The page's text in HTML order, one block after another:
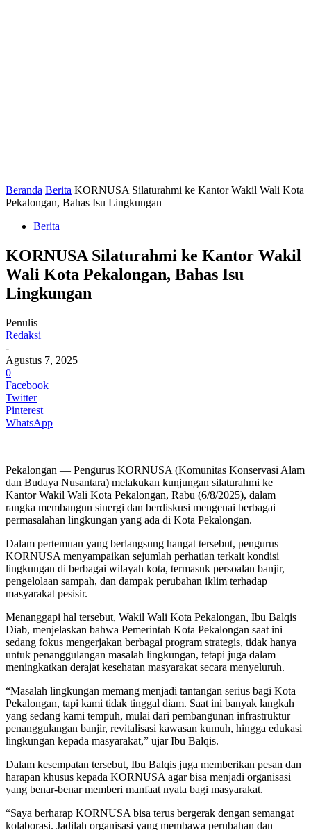
Beranda Berita KORNUSA Silaturahmi ke Kantor Wakil Wali Kota
Pekalongan, Bahas Isu Lingkungan
Berita
KORNUSA Silaturahmi ke Kantor Wakil
Wali Kota Pekalongan, Bahas Isu
Lingkungan
Penulis
Redaksi
-
Agustus 7, 2025
0
Facebook
Twitter
Pinterest
WhatsApp
Pekalongan — Pengurus KORNUSA (Komunitas Konservasi Alam
dan Budaya Nusantara) melakukan kunjungan silaturahmi ke
Kantor Wakil Wali Kota Pekalongan, Rabu (6/8/2025), dalam
rangka membangun sinergi dan berdiskusi mengenai berbagai
permasalahan lingkungan yang ada di Kota Pekalongan.
Dalam pertemuan yang berlangsung hangat tersebut, pengurus
KORNUSA menyampaikan sejumlah perhatian terkait kondisi
lingkungan di berbagai wilayah kota, termasuk persoalan banjir,
pengelolaan sampah, dan dampak perubahan iklim terhadap
masyarakat pesisir.
Menanggapi hal tersebut, Wakil Wali Kota Pekalongan, Ibu Balqis
Diab, menjelaskan bahwa Pemerintah Kota Pekalongan saat ini
sedang fokus mengerjakan berbagai program strategis, tidak hanya
untuk penanggulangan masalah lingkungan, tetapi juga dalam
meningkatkan derajat kesehatan masyarakat secara menyeluruh.
“Masalah lingkungan memang menjadi tantangan serius bagi Kota
Pekalongan, tapi kami tidak tinggal diam. Saat ini banyak langkah
yang sedang kami tempuh, mulai dari pembangunan infrastruktur
penanggulangan banjir, revitalisasi kawasan kumuh, hingga edukasi
lingkungan kepada masyarakat,” ujar Ibu Balqis.
Dalam kesempatan tersebut, Ibu Balqis juga memberikan pesan dan
harapan khusus kepada KORNUSA agar bisa menjadi organisasi
yang benar-benar memberi manfaat nyata bagi masyarakat.
“Saya berharap KORNUSA bisa terus bergerak dengan semangat
kolaborasi. Jadilah organisasi yang membawa perubahan dan